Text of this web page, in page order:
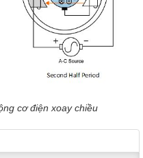
cơ điện xoay chiều